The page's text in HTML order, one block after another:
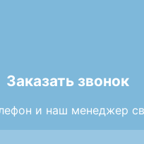
Заказать звонок
и наш менеджер